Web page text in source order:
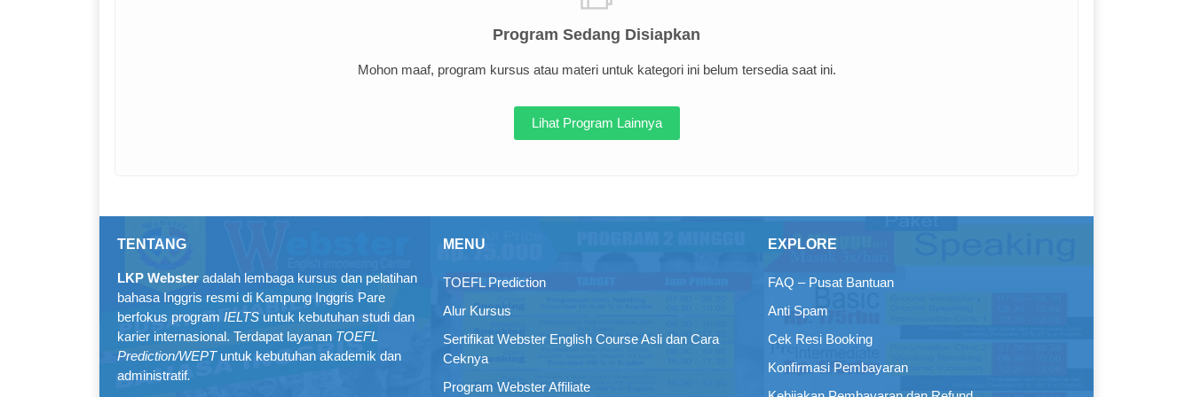
Program Sedang Disiapkan
Mohon maaf, program kursus atau materi untuk kategori ini belum tersedia saat ini.
Lihat Program Lainnya
TENTANG
LKP Webster adalah lembaga kursus dan pelatihan
bahasa Inggris resmi di Kampung Inggris Pare
berfokus program IELTS untuk kebutuhan studi dan
karier internasional. Terdapat layanan TOEFL
Prediction/WEPTuntuk kebutuhan akademik dan
administratif.
MENU
TOEFL Prediction
Alur Kursus
Sertifikat Webster English Course Asli dan Cara
Ceknya
Program Webster Affiliate
EXPLORE
FAQ – Pusat Bantuan
Anti Spam
Cek Resi Booking
Konfirmasi Pembayaran